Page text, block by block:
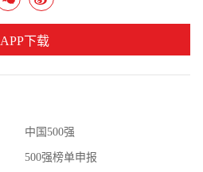
中国500强
500强榜单申报
APP下载